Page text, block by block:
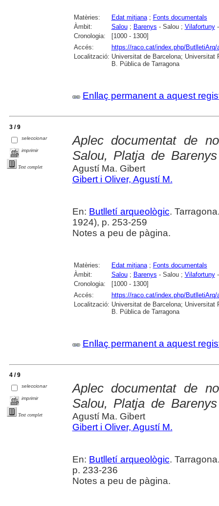
Matèries: Edat mitjana; Fonts documentals
Àmbit:
Salou; Barenys - Salou ; Vilafortuny-
Cronologia:
[1000 - 1300]
Accés:
https://raco.cat/index.php/ButlletiArq/
Localització: Universitat de Barcelona; Universitat
B. Pública de Tarragona
Enllaç permanent a aquest
3 / 9
seleccionar
imprimir
Text complet
Aplec documentat de
Salou, Platja de
Agustí Ma. Gibert
Gibert i Oliver, Agustí M.
En: Butlletí arqueològic.
1924), p. 253-259
Notes a peu de pàgina.
Matèries: Edat mitjana; Fonts documentals
Àmbit:
Salou; Barenys - Salou ; Vilafortuny-
Cronologia:
[1000 - 1300]
Accés:
https://raco.cat/index.php/ButlletiArq/
Localització: Universitat de Barcelona; Universitat
B. Pública de Tarragona
Enllaç permanent a aquest
4 / 9
seleccionar
imprimir
Text complet
Aplec documentat de
Salou, Platja de
Agustí Ma. Gibert
Gibert i Oliver, Agustí M.
En: Butlletí arqueològic.
p. 233-236
Notes a peu de pàgina.